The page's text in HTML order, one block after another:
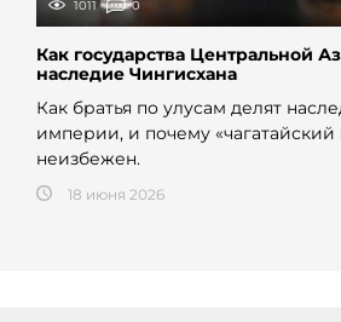
1011 0
Как государства Центральной
наследие Чингисхана
Как братья по улусам делят
империи, и почему «чагатайский
неизбежен.
18 июня 2026